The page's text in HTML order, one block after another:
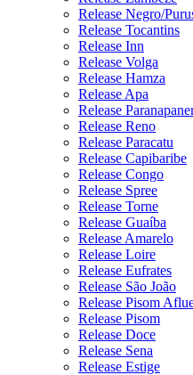
Release Negro/
Release Tocantins
Release Inn
Release Volga
Release Hamza
Release Apa
Release
Release Reno
Release Paracatu
Release Capibaribe
Release Congo
Release Spree
Release Torne
Release Guaíba
Release Amarelo
Release Loire
Release Eufrates
Release São João
Release Pisom
Release Pisom
Release Doce
Release Sena
Release Estige